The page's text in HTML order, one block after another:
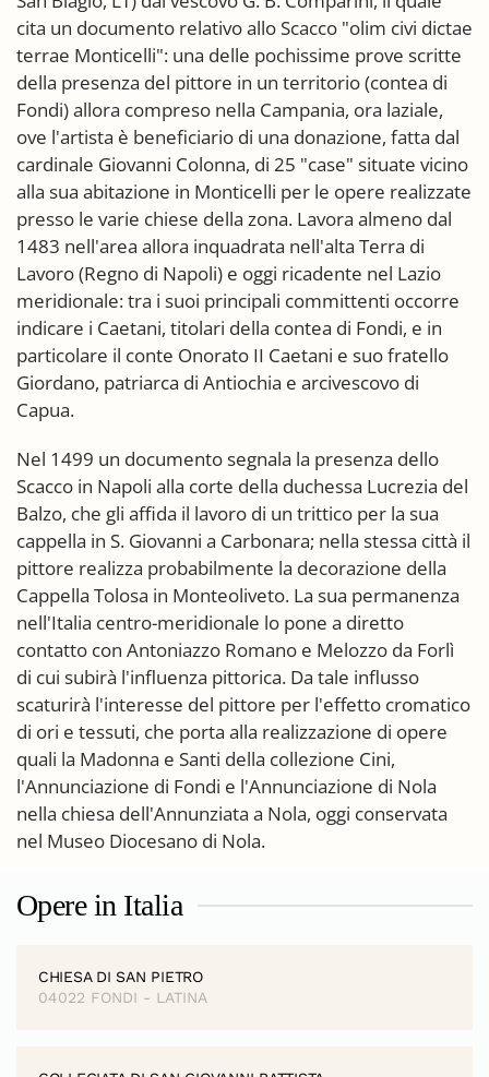
cita un documento relativo allo Scacco "olim civi dictae
terrae Monticelli": una delle pochissime prove scritte
della presenza del pittore in un territorio (contea di
Fondi) allora compreso nella Campania, ora laziale,
ove l'artista è beneficiario di una donazione, fatta dal
cardinale Giovanni Colonna, di 25 "case" situate vicino
alla sua abitazione in Monticelli per le opere realizzate
presso le varie chiese della zona. Lavora almeno dal
1483 nell'area allora inquadrata nell'alta Terra di
Lavoro (Regno di Napoli) e oggi ricadente nel Lazio
meridionale: tra i suoi principali committenti occorre
indicare i Caetani, titolari della contea di Fondi, e in
particolare il conte Onorato II Caetani e suo fratello
Giordano, patriarca di Antiochia e arcivescovo di
Capua.
Nel 1499 un documento segnala la presenza dello
Scacco in Napoli alla corte della duchessa Lucrezia del
Balzo, che gli affida il lavoro di un trittico per la sua
cappella in S. Giovanni a Carbonara; nella stessa città il
pittore realizza probabilmente la decorazione della
Cappella Tolosa in Monteoliveto. La sua permanenza
nell'Italia centro-meridionale lo pone a diretto
contatto con Antoniazzo Romano e Melozzo da Forlì
di cui subirà l'influenza pittorica. Da tale influsso
scaturirà l'interesse del pittore per l'effetto cromatico
di ori e tessuti, che porta alla realizzazione di opere
quali la Madonna e Santi della collezione Cini,
l'Annunciazione di Fondi e l'Annunciazione di Nola
nella chiesa dell'Annunziata a Nola, oggi conservata
nel Museo Diocesano di Nola.
Opere in Italia
CHIESA DI SAN PIETRO
04022 FONDI - LATINA